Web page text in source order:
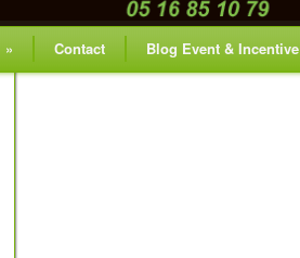
» Contact Blog Event & Incentive